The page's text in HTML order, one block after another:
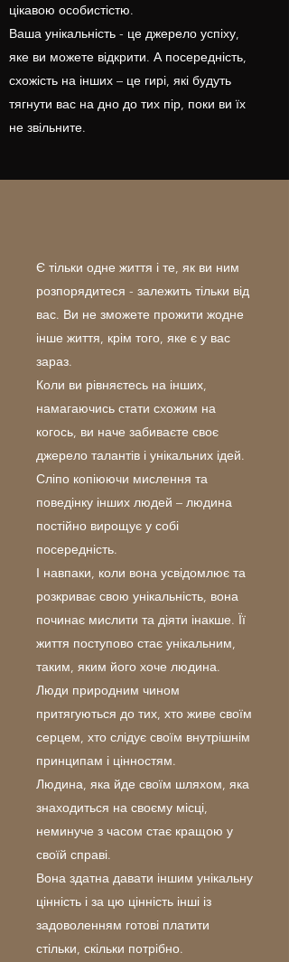
цікавою особистістю.
Ваша унікальність - це джерело успіху,
яке ви можете відкрити. А посередність,
схожість на інших – це гирі, які будуть
тягнути вас на дно до тих пір, поки ви їх
не звільните.
Є тільки одне життя і те, як ви ним
розпорядитеся - залежить тільки від
вас. Ви не зможете прожити жодне
інше життя, крім того, яке є у вас
зараз.
Коли ви рівняєтесь на інших,
намагаючись стати схожим на
когось, ви наче забиваєте своє
джерело талантів і унікальних ідей.
Сліпо копіюючи мислення та
поведінку інших людей – людина
постійно вирощує у собі
посередність.
І навпаки, коли вона усвідомлює та
розкриває свою унікальність, вона
починає мислити та діяти інакше. Її
життя поступово стає унікальним,
таким, яким його хоче людина.
Люди природним чином
притягуються до тих, хто живе своїм
серцем, хто слідує своїм внутрішнім
принципам і цінностям.
Людина, яка йде своїм шляхом, яка
знаходиться на своєму місці,
неминуче з часом стає кращою у
своїй справі.
Вона здатна давати іншим унікальну
цінність і за цю цінність інші із
задоволенням готові платити
стільки, скільки потрібно.